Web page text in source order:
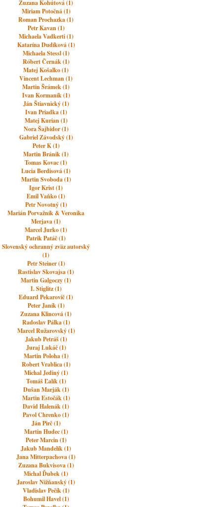
Zuzana Kohútová (1)
Miriam Potočná (1)
Roman Prochazka (1)
Petr Kavan (1)
Michaela Vadkerti (1)
Katarína Dudíková (1)
Michaela Stessl (1)
Róbert Černák (1)
Matej Košalko (1)
Vincent Lechman (1)
Martin Šrámek (1)
Ivan Kormaník (1)
Ján Štiavnický (1)
Ivan Priadka (1)
Matej Kurian (1)
Nora Šajbidor (1)
Gabriel Závodský (1)
Peter K (1)
Martin Bránik (1)
Tomas Kovac (1)
Lucia Berdisová (1)
Martin Svoboda (1)
Igor Krist (1)
Emil Vaňko (1)
Petr Novotný (1)
Marián Porvažník & Veronika
Merjava (1)
Marcel Jurko (1)
Patrik Patáč (1)
Slovenský ochranný zväz autorský
(1)
Petr Steiner (1)
Rastislav Skovajsa (1)
Martin Galgoczy (1)
I. Stiglitz (1)
Eduard Pekarovič (1)
Peter Janík (1)
Zuzana Klincová (1)
Radoslav Pálka (1)
Marcel Ružarovský (1)
Jakub Petráš (1)
Juraj Lukáč (1)
Martin Poloha (1)
Robert Vrablica (1)
Michal Jediný (1)
Tomáš Ľalík (1)
Dušan Marják (1)
Martin Estočák (1)
David Halenák (1)
Pavol Chrenko (1)
Ján Pirč (1)
Martin Hudec (1)
Peter Marcin (1)
Jakub Mandelík (1)
Jana Mitterpachova (1)
Zuzana Bukvisova (1)
Michal Ďubek (1)
Jaroslav Nižňanský (1)
Vladislav Pečík (1)
Bohumil Havel (1)